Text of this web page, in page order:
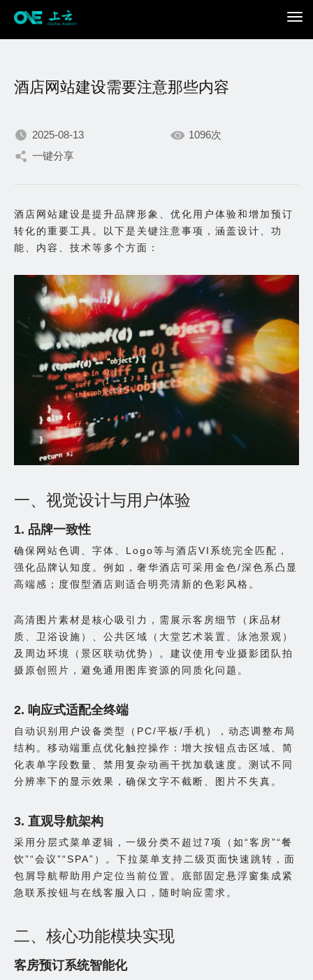
只为在数字世界打造更加
出色的你。
酒店网站建设需要注意那些内容
2025-08-13
1096次
一键分享
酒店网站建设是提升品牌形象、优化用户体验和增加预订
转化的重要工具。以下是关键注意事项，涵盖设计、功
能、内容、技术等多个方面：
一、视觉设计与用户体验
1. 品牌一致性
确保网站色调、字体、Logo等与酒店VI系统完全匹配，
强化品牌认知度。例如，奢华酒店可采用金色/深色系凸显
高端感；度假型酒店则适合明亮清新的色彩风格。
高清图片素材是核心吸引力，需展示客房细节（床品材
质、卫浴设施）、公共区域（大堂艺术装置、泳池景观）
及周边环境（景区联动优势）。建议使用专业摄影团队拍
摄原创照片，避免通用图库资源的同质化问题。
2. 响应式适配全终端
自动识别用户设备类型（PC/平板/手机），动态调整布局
结构。移动端重点优化触控操作：增大按钮点击区域、简
化表单字段数量、禁用复杂动画干扰加载速度。测试不同
分辨率下的显示效果，确保文字不截断、图片不失真。
3. 直观导航架构
采用分层式菜单逻辑，一级分类不超过7项（如“客房”“餐
饮”“会议”“SPA”）。下拉菜单支持二级页面快速跳转，面
包屑导航帮助用户定位当前位置。底部固定悬浮窗集成紧
急联系按钮与在线客服入口，随时响应需求。
二、核心功能模块实现
客房预订系统智能化